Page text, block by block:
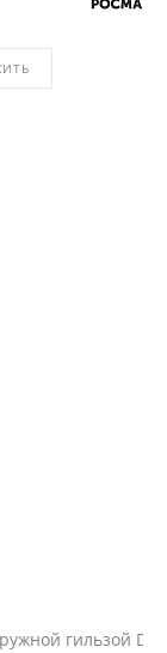
гильзой